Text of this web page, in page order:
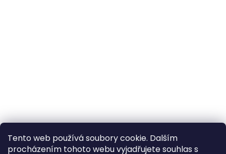
Tento web používá soubory cookie. Dalším
procházením tohoto webu vyjadřujete souhlas s